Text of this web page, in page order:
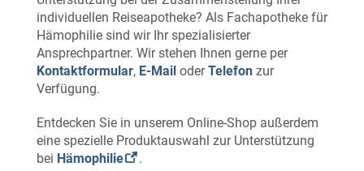
individuellen Reiseapotheke? Als Fachapotheke für
Hämophilie sind wir Ihr spezialisierter
Ansprechpartner. Wir stehen Ihnen gerne per
Kontaktformular, E-Mail oderTelefon zur
Verfügung.
Entdecken Sie in unserem Online-Shop außerdem
eine spezielle Produktauswahl zur Unterstützung
bei Hämophilie .